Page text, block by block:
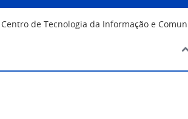
Centro de Tecnologia da Informação e